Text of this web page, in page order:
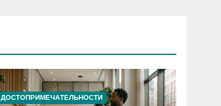
ДОСТОПРИМЕЧАТЕЛЬНОСТИ